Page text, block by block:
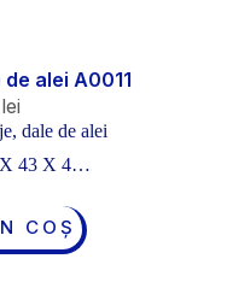
alei A0011
lei
dale de alei
X 43 X 4…
COȘ